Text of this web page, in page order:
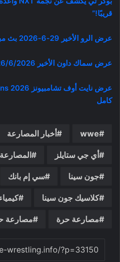
قريبًا!”
عرض الرو الأخير 29-6-2026 بث مباشر على الانترنت
عرض سماك داون الأخير 26/6/2026 كامل
كامل
wwe أخبار المصارعة
أي جي ستايلز
جون سينا سي إم بانك
كلاسيك جون سينا
مصارعة حرة مصارعة